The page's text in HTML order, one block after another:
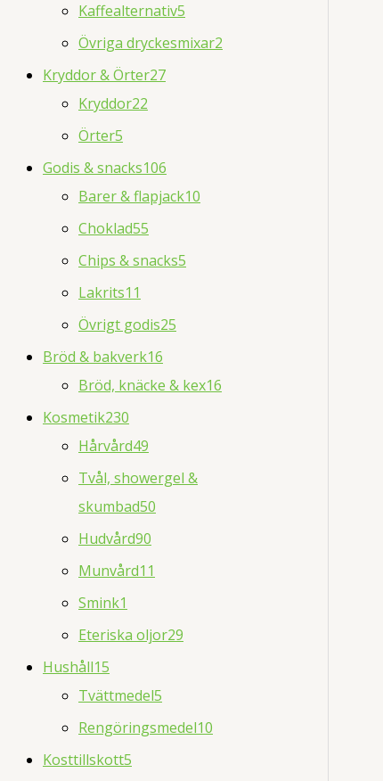
Kaffealternativ5
Övriga dryckesmixar2
Kryddor & Örter27
Kryddor22
Örter5
Godis & snacks106
Barer & flapjack10
Choklad55
Chips & snacks5
Lakrits11
Övrigt godis25
Bröd & bakverk16
Bröd, knäcke & kex16
Kosmetik230
Hårvård49
Tvål, showergel &
skumbad50
Hudvård90
Munvård11
Smink1
Eteriska oljor29
Hushåll15
Tvättmedel5
Rengöringsmedel10
Kosttillskott5